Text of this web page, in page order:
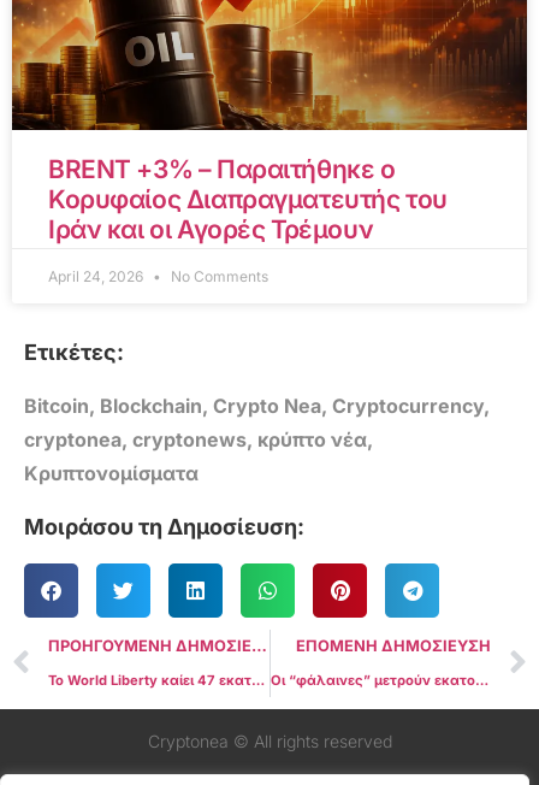
BRENT +3% – Παραιτήθηκε ο
Κορυφαίος Διαπραγματευτής του
Ιράν και οι Αγορές Τρέμουν
April 24, 2026 No Comments
Ετικέτες:
Bitcoin, Blockchain, Crypto Nea, Cryptocurrency,
cryptonea, cryptonews, κρύπτο νέα,
Κρυπτονομίσματα
Μοιράσου τη Δημοσίευση:
ΠΡΟΗΓΟΥΜΕΝΗ ΔΗΜΟΣΙΕΥΣΗ
Το World Liberty καίει 47 εκατ. WLFI tokens σε προσπάθεια να ανακόψει την πτώση της τιμής
ΕΠΟΜΕΝΗ ΔΗΜΟΣΙΕΥΣΗ
Οι “φάλαινες” μετρούν εκατομμύρια σε απώλειες καθώς το WLFI υποχωρεί 40% παρά το burn
Cryptonea © All rights reserved